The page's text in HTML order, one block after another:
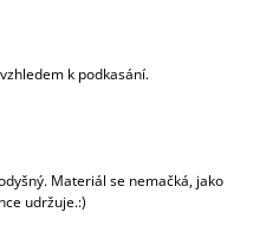
k podkasání.
Materiál se nemačká, jako
udržuje.:)